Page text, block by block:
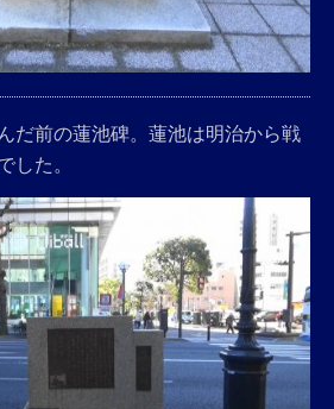
だ前の蓮池碑。蓮池は明治から戦
した。